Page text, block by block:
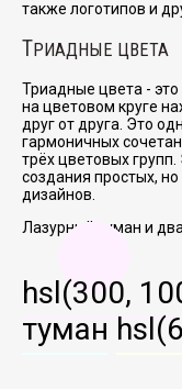
также логотипов и
ТРИАДНЫЕ ЦВЕТА
Триадные цвета -
на цветовом круге
друг от друга. Это
гармоничных
трёх цветовых
создания простых,
дизайнов.
Лазурный туман и
hsl(300,
туман